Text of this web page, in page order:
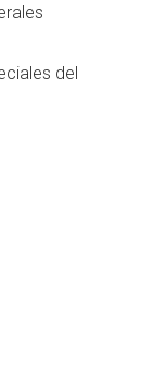
del